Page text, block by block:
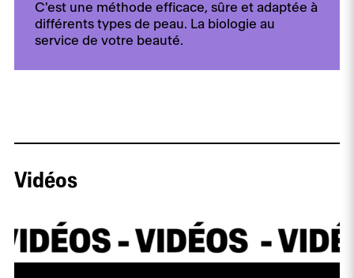
C'est une méthode efficace, sûre et adaptée à
différents types de peau. La biologie au
service de votre beauté.
Vidéos